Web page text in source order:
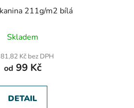
211g/m2 bílá
Skladem
Kč bez DPH
od 99 Kč
DETAIL